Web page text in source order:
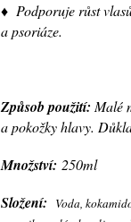
♦ Podporuje růst
a psoriáze.
Způsob použití:Malé
a pokožky hlavy.
Množství: 250ml
Složení:
Voda,